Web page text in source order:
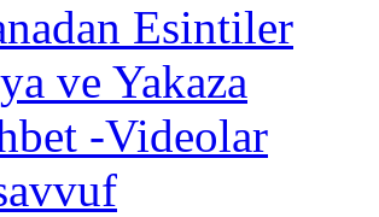
Esintiler
ve Yakaza
-Videolar